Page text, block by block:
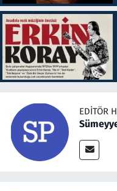
EDITÖR